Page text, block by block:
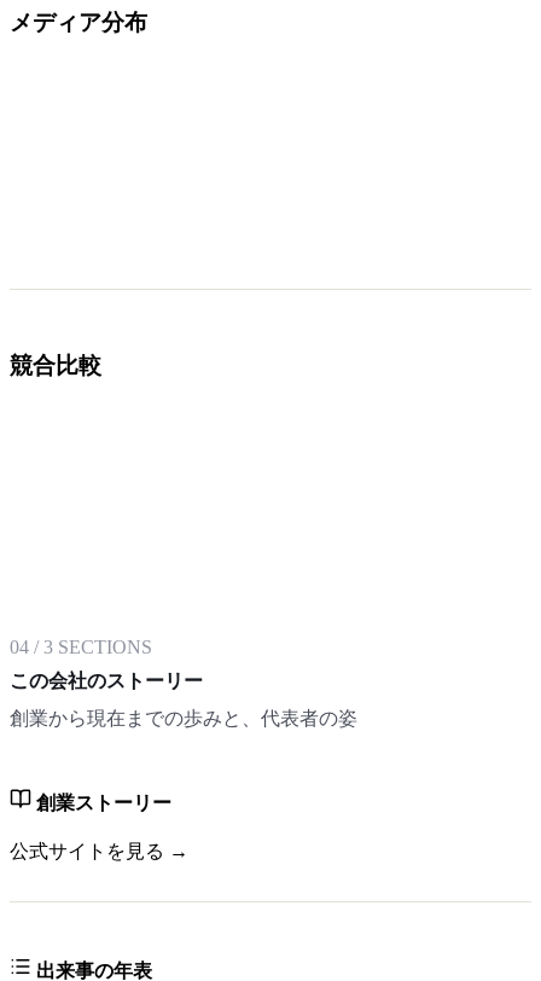
メディア分布
競合比較
04 /3 SECTIONS
この会社のストーリー
創業から現在までの歩みと、代表者の姿
創業ストーリー
公式サイトを見る →
出来事の年表